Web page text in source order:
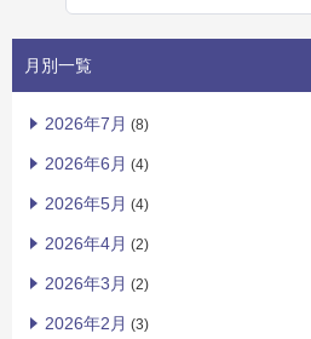
月別一覧
2026年7月 (8)
2026年6月 (4)
2026年5月 (4)
2026年4月 (2)
2026年3月 (2)
2026年2月 (3)